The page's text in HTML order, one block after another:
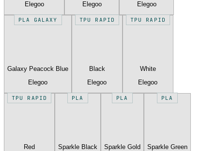
Elegoo
Elegoo
Elegoo
PLA GALAXY
Galaxy Peacock Blue
Elegoo
TPU RAPID
Black
Elegoo
TPU RAPID
White
Elegoo
TPU RAPID
Red
PLA
Sparkle Black
PLA
Sparkle Gold
PLA
Sparkle Green